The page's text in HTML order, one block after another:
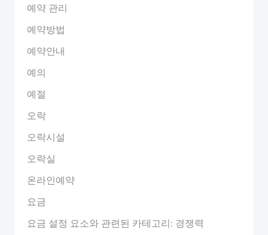
예약 관리
예약방법
예약안내
예의
예절
오락
오락시설
오락실
온라인예약
요금
요금 설정 요소와 관련된 카테고리: 경쟁력